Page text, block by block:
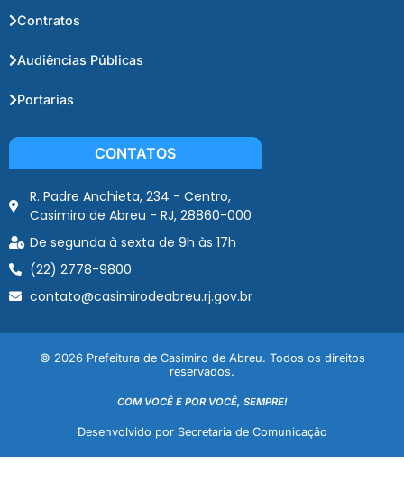
Contratos
Audiências Públicas
Portarias
CONTATOS
R. Padre Anchieta, 234 - Centro,
Casimiro de Abreu - RJ, 28860-000
De segunda à sexta de 9h às 17h
(22) 2778-9800
contato@casimirodeabreu.rj.gov.br
© 2026 Prefeitura de Casimiro de Abreu. Todos os direitos
reservados.
COM VOCÊ E POR VOCÊ, SEMPRE!
Desenvolvido por Secretaria de Comunicação